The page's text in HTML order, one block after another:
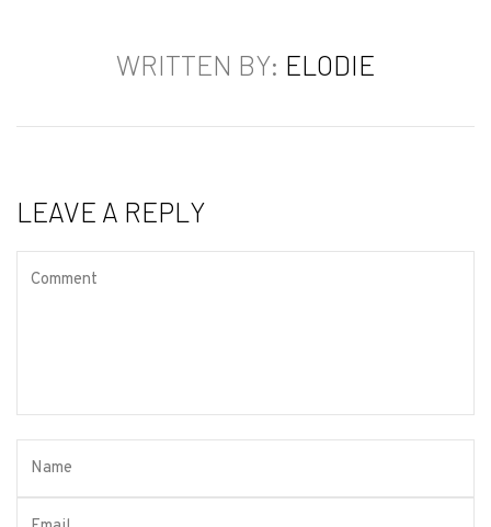
WRITTEN BY: ELODIE
LEAVE A REPLY